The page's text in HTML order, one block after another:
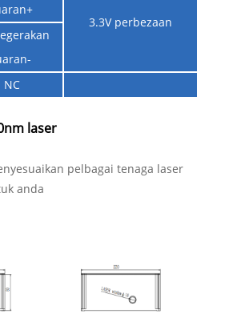
3.3V perbezaan
NC
laser
pelbagai tenaga laser
anda